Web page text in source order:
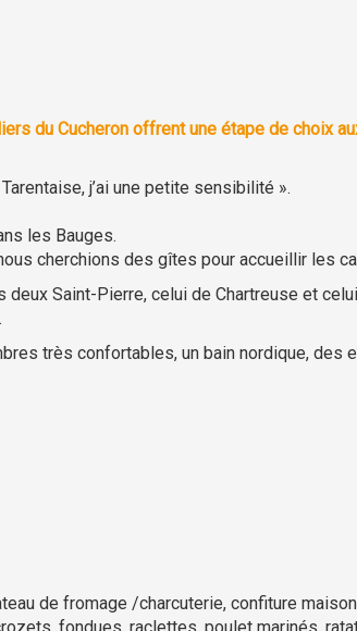
du Cucheron offrent une étape de choix
j’ai une petite sensibilité ».
les Bauges.
cherchions des gîtes pour accueillir les
Saint-Pierre, celui de Chartreuse et
très confortables, un bain nordique,
de fromage /charcuterie, confiture